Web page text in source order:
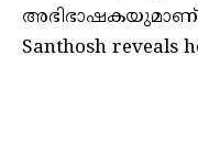
അഭിഭാഷകയുമാണ്
Santhosh reveals